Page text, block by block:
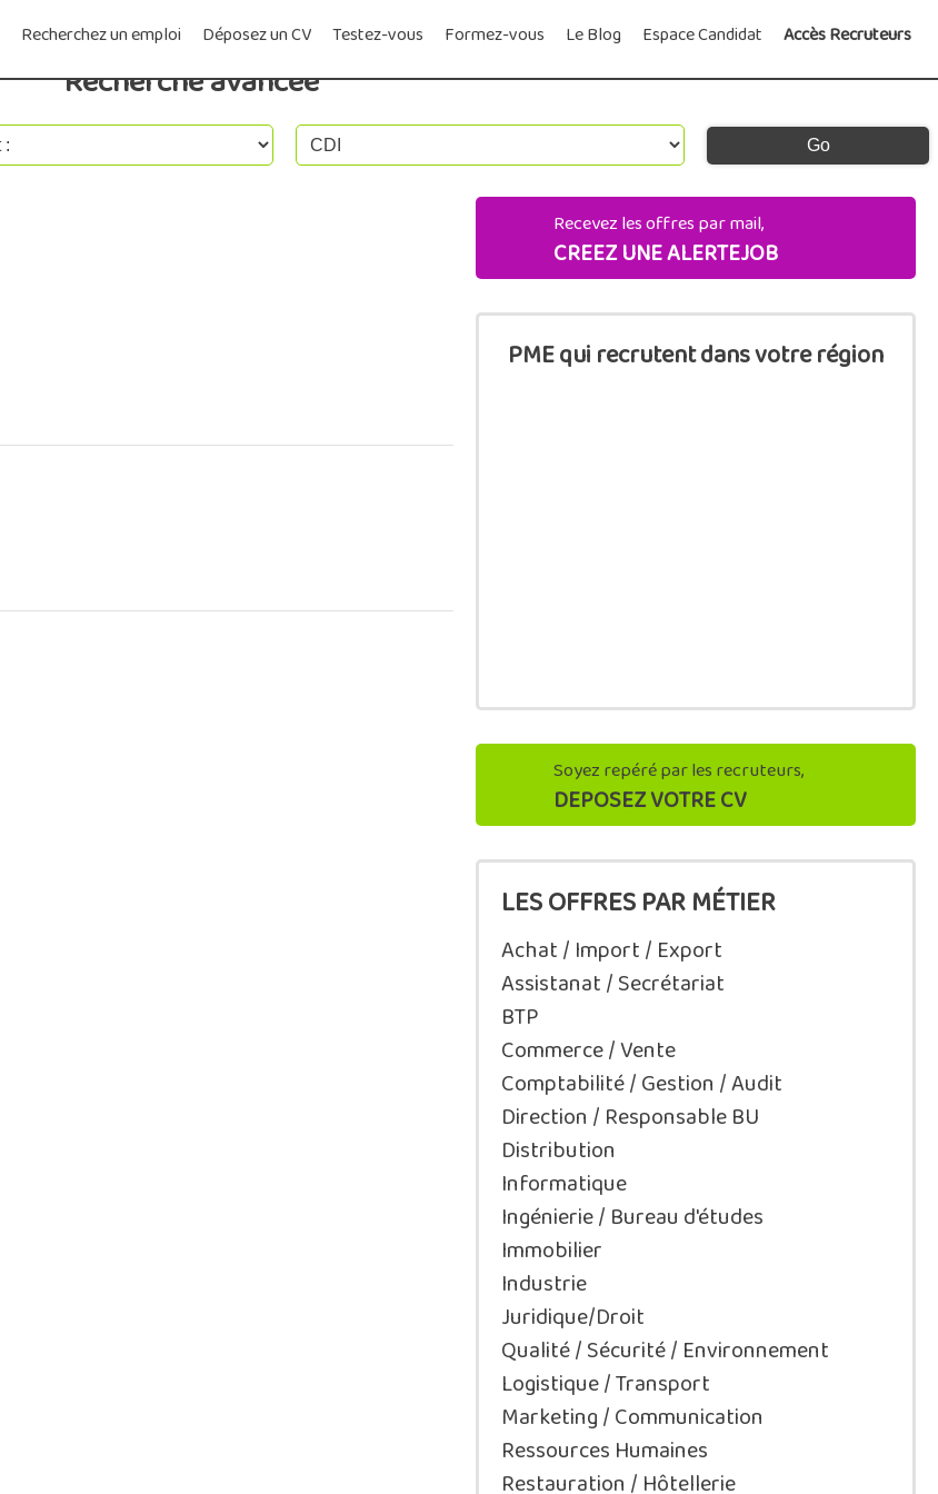
Recherchez un emploi Déposez un CV Testez-vous Formez-vous Le Blog Espace Candidat Accès Recruteurs
Recherche avancée
Recevez les offres par mail,
CREEZ UNE ALERTEJOB
PME qui recrutent dans votre région
Soyez repéré par les recruteurs,
DEPOSEZ VOTRE CV
LES OFFRES PAR MÉTIER
Achat / Import / Export
Assistanat / Secrétariat
BTP
Commerce / Vente
Comptabilité / Gestion / Audit
Direction / Responsable BU
Distribution
Informatique
Ingénierie / Bureau d'études
Immobilier
Industrie
Juridique/Droit
Qualité / Sécurité / Environnement
Logistique / Transport
Marketing / Communication
Ressources Humaines
Restauration / Hôtellerie